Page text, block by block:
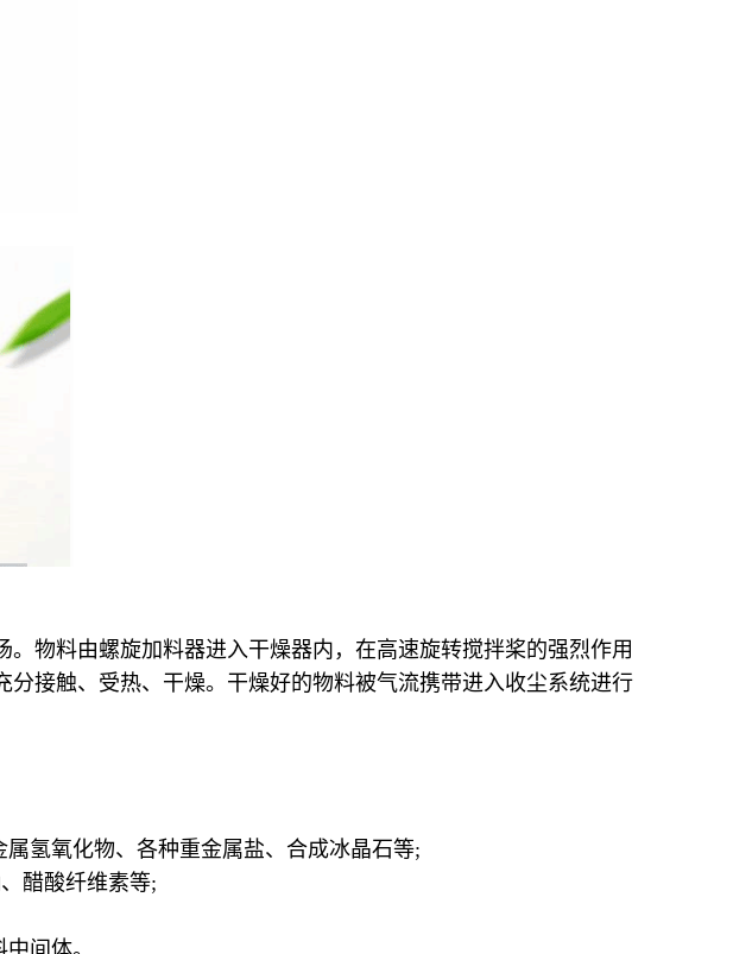
物料由螺旋加料器进入干燥器内，在高速旋转搅拌桨的强烈作用
接触、受热、干燥。干燥好的物料被气流携带进入收尘系统进行
氢氧化物、各种重金属盐、合成冰晶石等;
醋酸纤维素等;
间体。